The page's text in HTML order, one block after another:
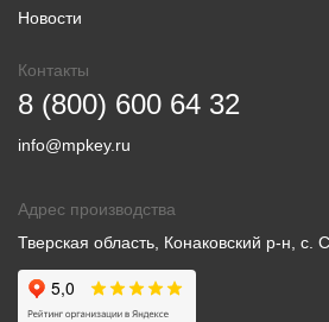
Новости
Контакты
8 (800) 600 64 32
info@mpkey.ru
Адрес производства
Тверская область, Конаковский р-н, с.